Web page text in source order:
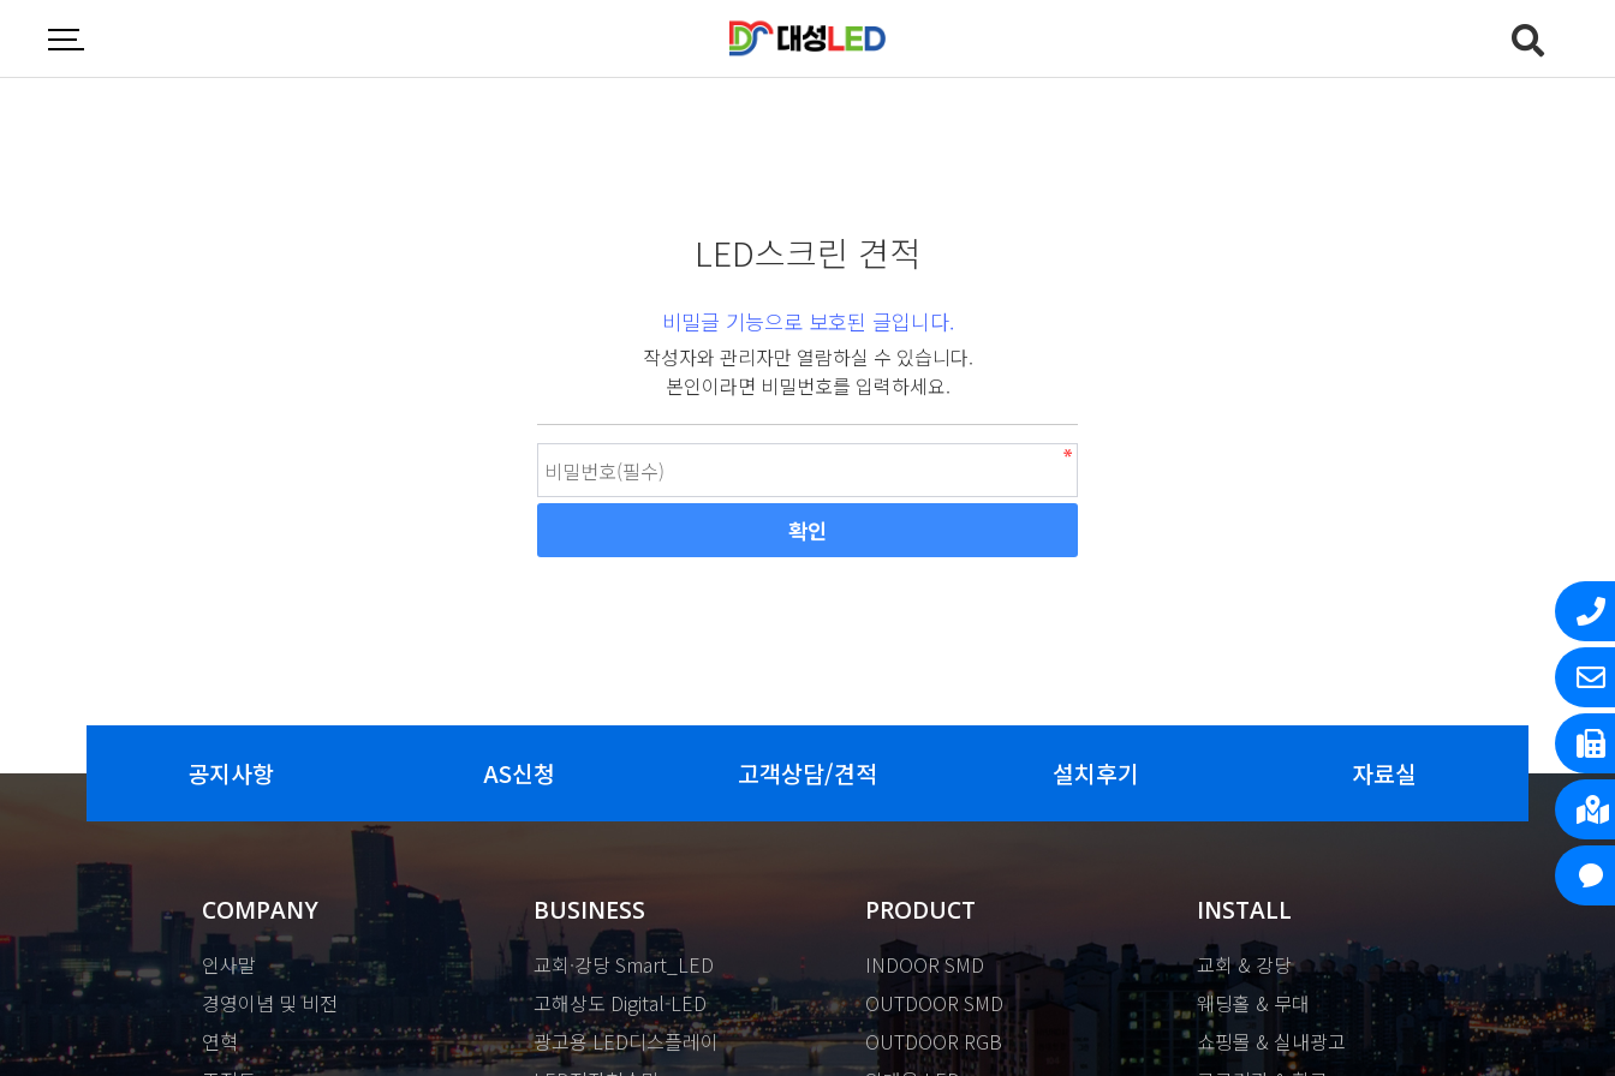
LED스크린 견적
비밀글 기능으로 보호된 글입니다.
작성자와 관리자만 열람하실 수 있습니다.
본인이라면 비밀번호를 입력하세요.
공지사항 AS신청 고객상담/견적 설치후기 자료실
COMPANY
인사말
경영이념 및 비전
연혁
BUSINESS
교회·강당 Smart_LED
고해상도 Digital-LED
광고용 LED디스플레이
PRODUCT
INDOOR SMD
OUTDOOR SMD
OUTDOOR RGB
INSTALL
교회 & 강당
웨딩홀 & 무대
쇼핑몰 & 실내광고